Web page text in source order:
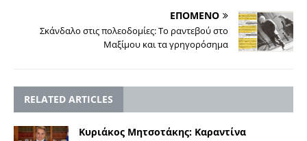
ΕΠΟΜΕΝΟ
Σκάνδαλο στις πολεοδομίες: Το ραντε­βού στο
Μαξίμου και τα γρη­γο­ρόσημα
RELATED ARTICLES
Κυριάκος Μητσοτάκης: Καραντίνα